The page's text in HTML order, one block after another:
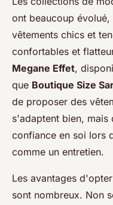
ont beaucoup
vêtements chics et
confortables et
Megane Effet,
que Boutique Size
de proposer des
s'adaptent bien, mais
confiance en soi lors
comme un entretien.
Les avantages
sont nombreux. Non